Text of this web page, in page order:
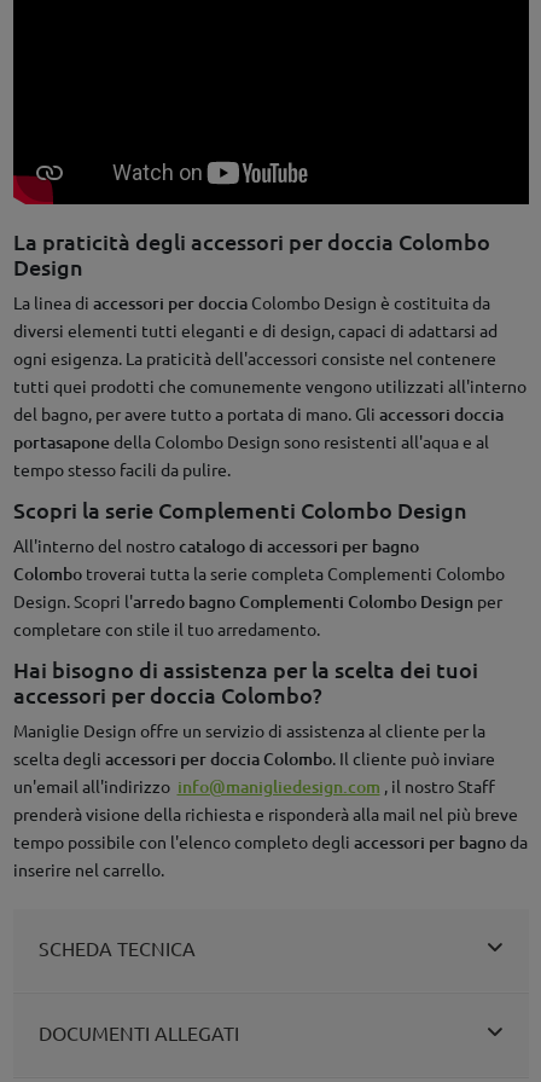
La praticità degli accessori per doccia Colombo
Design
La linea di accessori perdocciaColombo Design è costituita da
diversi elementi tutti eleganti e di design, capaci di adattarsi ad
ogni esigenza. La praticità dell'accessori consiste nel contenere
tutti quei prodotti che comunemente vengono utilizzati all'interno
del bagno, per avere tutto a portata di mano. Gli accessori doccia
portasaponedella Colombo Design sono resistenti all'aqua e al
tempo stesso facili da pulire.
Scopri la serie Complementi Colombo Design
All'interno del nostrocatalogo di accessori per bagno
Colombotroverai tutta la serie completa Complementi Colombo
Design. Scopri l'arredo bagno Complementi Colombo Design per
completare con stile il tuo arredamento.
Hai bisogno di assistenza per la scelta dei tuoi
accessori per doccia Colombo?
Maniglie Design offre un servizio di assistenza al cliente per la
scelta degli accessori per doccia Colombo. Il cliente può inviare
un'email all'indirizzo info@manigliedesign.com , il nostro Staff
prenderà visione della richiesta e risponderà alla mail nel più breve
tempo possibile con l'elenco completo degli accessori per bagnoda
inserire nel carrello.
SCHEDA TECNICA
DOCUMENTI ALLEGATI